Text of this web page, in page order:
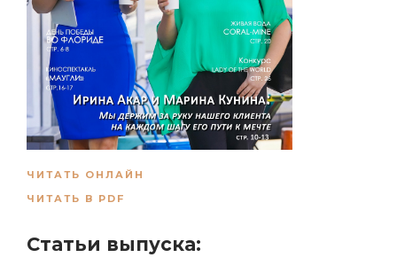
ЧИТАТЬ ОНЛАЙН
ЧИТАТЬ В PDF
Статьи выпуска: